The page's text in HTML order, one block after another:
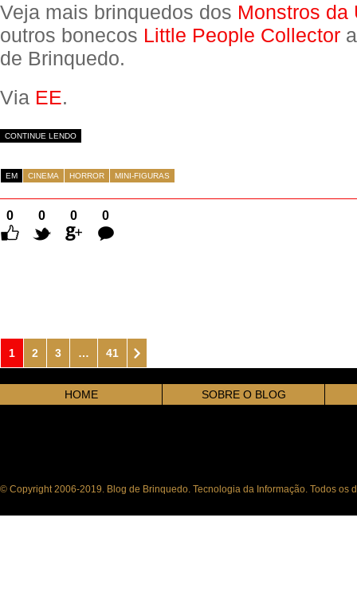
Veja mais brinquedos dos Monstros da
outros bonecos Little People Collector
de Brinquedo.
Via EE.
CONTINUE LENDO
EM CINEMA HORROR MINI-FIGURAS
0 0 0
0
Comentários
1 2 3 … 41
HOME SOBRE O BLOG
© Copyright 2006-2019. Blog de Brinquedo. Tecnologia da Informação. Todos os